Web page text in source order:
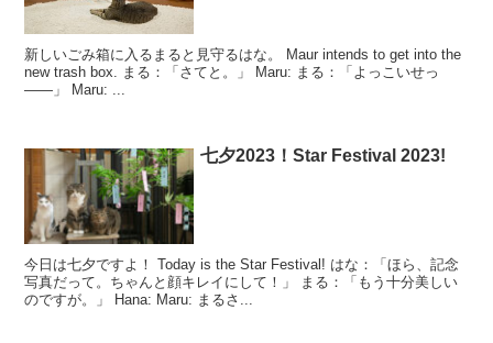
新しいごみ箱に入るまると見守るはな。 Maur intends to get into the
new trash box. まる：「さてと。」 Maru: まる：「よっこいせっ
――」 Maru: ...
七夕2023！Star Festival 2023!
今日は七夕ですよ！ Today is the Star Festival! はな：「ほら、記念
写真だって。ちゃんと顔キレイにして！」 まる：「もう十分美しい
のですが。」 Hana: Maru: まるさ...